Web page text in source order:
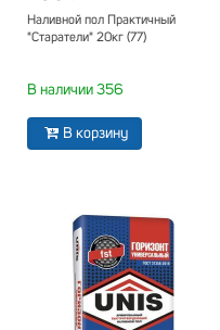
Наливной пол Практичный
"Старатели" 20кг (77)
В наличии 356
В корзину